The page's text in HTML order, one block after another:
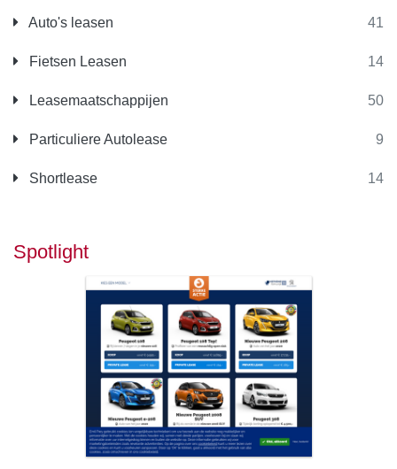
Auto's leasen 41
Fietsen Leasen 14
Leasemaatschappijen 50
Particuliere Autolease 9
Shortlease 14
Spotlight